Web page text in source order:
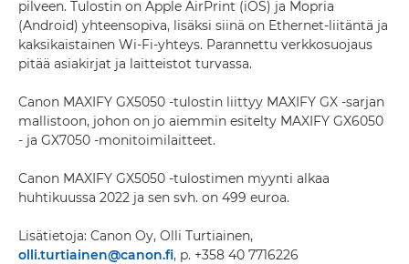
pilveen. Tulostin on Apple AirPrint (iOS) ja Mopria
(Android) yhteensopiva, lisäksi siinä on Ethernet-liitäntä ja
kaksikaistainen Wi-Fi-yhteys. Parannettu verkkosuojaus
pitää asiakirjat ja laitteistot turvassa.
Canon MAXIFY GX5050 -tulostin liittyy MAXIFY GX -sarjan
mallistoon, johon on jo aiemmin esitelty MAXIFY GX6050
- ja GX7050 -monitoimilaitteet.
Canon MAXIFY GX5050 -tulostimen myynti alkaa
huhtikuussa 2022 ja sen svh. on 499 euroa.
Lisätietoja: Canon Oy, Olli Turtiainen,
olli.turtiainen@canon.fi, p. +358 40 7716226